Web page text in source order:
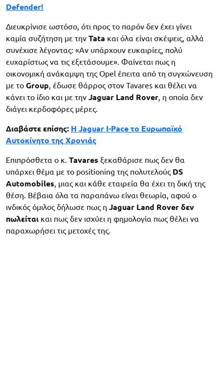
Defender!
Διευκρίνισε ωστόσο, ότι προς το παρόν δεν έχει γίνει
καμία συζήτηση με την Tata και όλα είναι σκέψεις, αλλά
συνέχισε λέγοντας: «Αν υπάρχουν ευκαιρίες, πολύ
ευχαρίστως να τις εξετάσουμε». Φαίνεται πως η
οικονομική ανάκαμψη της Opel έπειτα από τη συγχώνευση
με το Group, έδωσε θάρρος στον Tavares και θέλει να
κάνει το ίδιο και με την Jaguar Land Rover, η οποία δεν
διάγει κερδοφόρες μέρες.
Διαβάστε επίσης: Η Jaguar I-Pace το Ευρωπαϊκό
Aυτοκίνητο της Xρονιάς
Επιπρόσθετα ο κ. Tavares ξεκαθάρισε πως δεν θα
υπάρχει θέμα με το positioning της πολυτελούς DS
Automobiles, μιας και κάθε εταιρεία θα έχει τη δική της
θέση. Βέβαια όλα τα παραπάνω είναι θεωρία, αφού ο
ινδικός όμιλος δήλωσε πως η Jaguar Land Rover δεν
πωλείται και πως δεν ισχύει η φημολογία πως θέλει να
παραχωρήσει τις μετοχές της.